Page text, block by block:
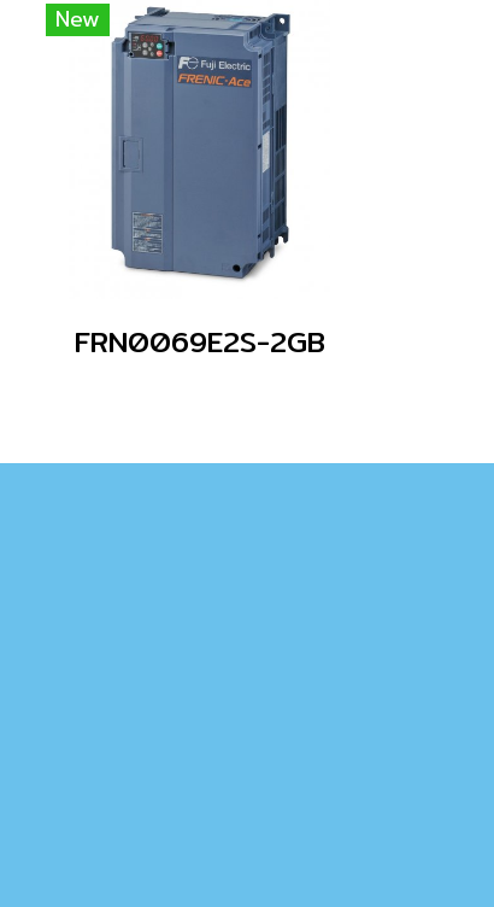
New
FRN0069E2S-2GB